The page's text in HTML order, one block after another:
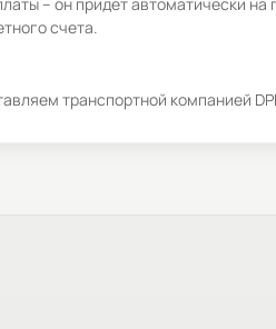
счета.
транспортной компанией